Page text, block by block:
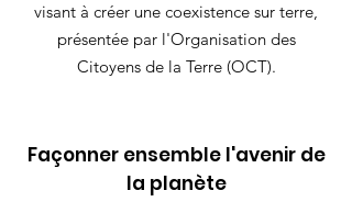
visant à créer une coexistence sur terre,
présentée par l'Organisation des
Citoyens de la Terre (OCT).
Façonner ensemble l'avenir de
la planète